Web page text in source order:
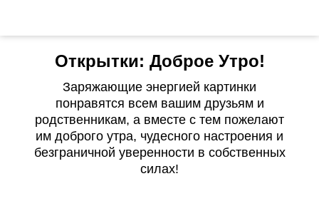
Открытки: Доброе Утро!
Заряжающие энергией картинки
понравятся всем вашим друзьям и
родственникам, а вместе с тем пожелают
им доброго утра, чудесного настроения и
безграничной уверенности в собственных
силах!